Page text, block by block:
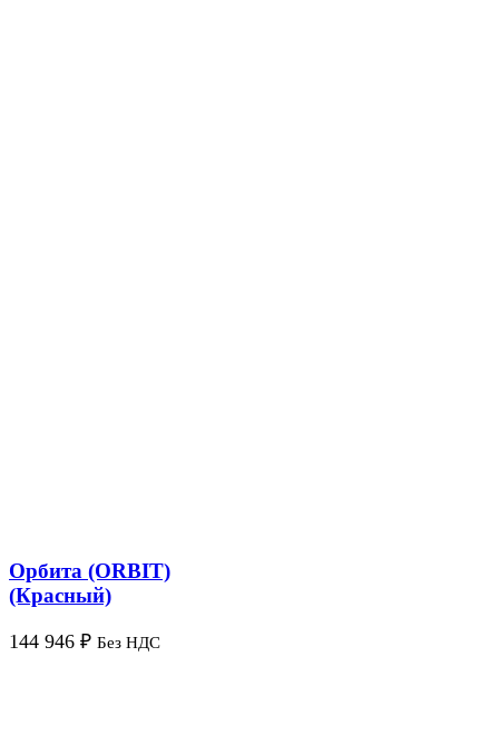
Орбита (ORBIT)
(Красный)
144 946 ₽ Без НДС